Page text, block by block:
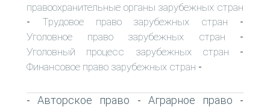
правоохранительные органы зарубежных стран
- Трудовое право зарубежных стран -
Уголовное право зарубежных стран -
Уголовный процесс зарубежных стран -
Финансовое право зарубежных стран -
-Авторское право - Аграрное право -